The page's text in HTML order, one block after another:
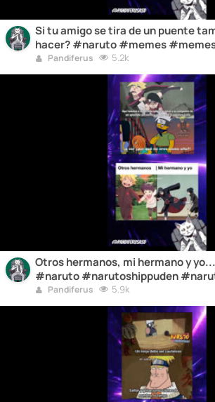
Si tu amigo se tira de un puente
hacer? #naruto #memes
Pandiferus 5.2k
Otros hermanos, mi hermano y
#naruto #narutoshippuden
Pandiferus 5.9k